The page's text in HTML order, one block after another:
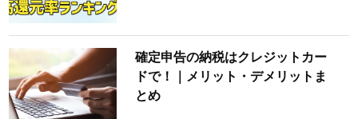
確定申告の納税はクレジットカー
ドで！｜メリット・デメリットま
とめ